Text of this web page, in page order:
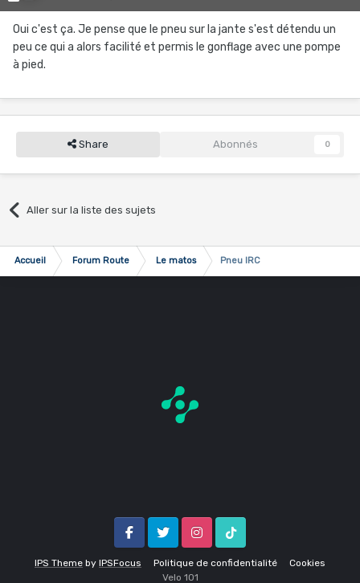
Oui c'est ça. Je pense que le pneu sur la jante s'est détendu un
peu ce qui a alors facilité et permis le gonflage avec une pompe
à pied.
Share Abonnés 0
Aller sur la liste des sujets
Accueil Forum Route Le matos Pneu IRC
IPS Theme by IPSFocus Politique de confidentialité Cookies
FacebookTwitter InstagramTik Tok
Velo 1O1